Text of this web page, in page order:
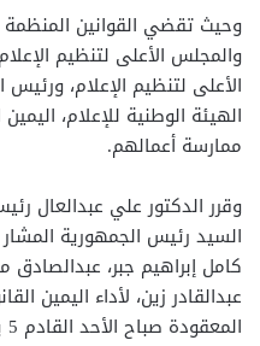
وحيث تقضي القوانين المنظمة
والمجلس الأعلى لتنظيم
الأعلى لتنظيم الإعلام،
الهيئة الوطنية للإعلام،
ممارسة أعمالهم.
وقرر الدكتور علي عبدالعال
السيد رئيس الجمهورية
كامل إبراهيم جبر،
عبدالقادر زين، لأداء اليمين
المعقودة صباح الأحد القادم 5 يوليو.*